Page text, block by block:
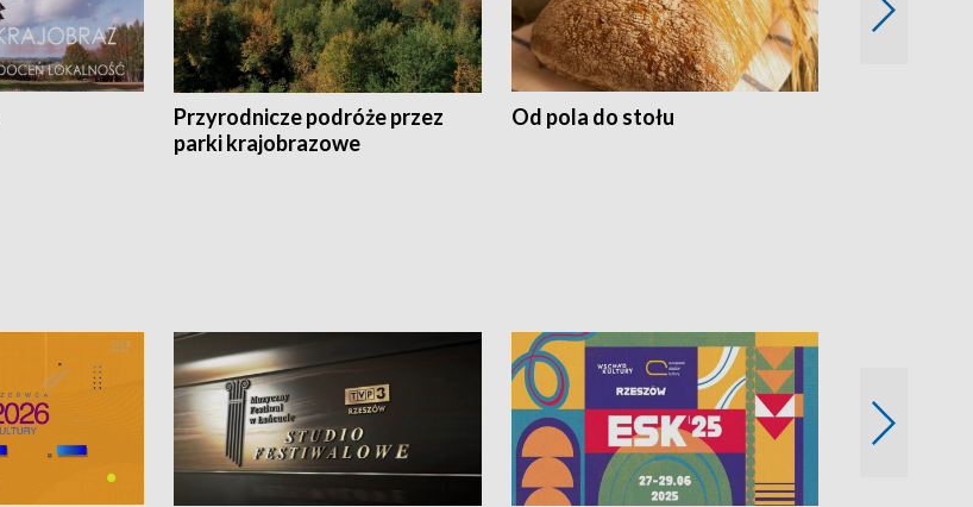
Przyrodnicze podróże przez
parki krajobrazowe
Od pola do stołu